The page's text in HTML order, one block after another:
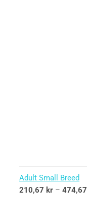
Adult Small Breed
210,67 kr – 474,67